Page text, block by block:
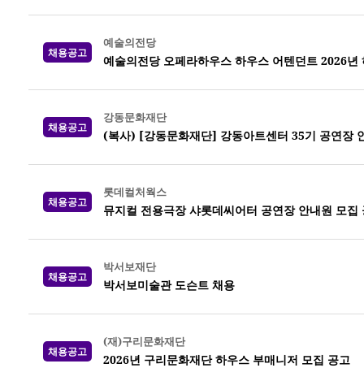
채용공고
예술의전당
예술의전당 오페라하우스 하우스 어텐던트 2026
채용공고
강동문화재단
(복사) [강동문화재단] 강동아트센터 35기 공연장
채용공고
롯데컬처웍스
뮤지컬 전용극장 샤롯데씨어터 공연장 안내원 모
채용공고
박서보재단
박서보미술관 도슨트 채용
채용공고
(재)구리문화재단
2026년 구리문화재단 하우스 부매니저 모집 공고